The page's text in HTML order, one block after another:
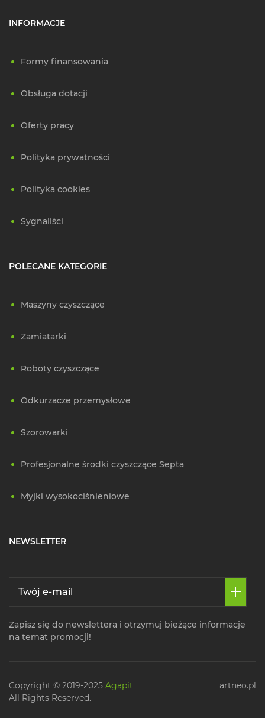
INFORMACJE
Formy finansowania
Obsługa dotacji
Oferty pracy
Polityka prywatności
Polityka cookies
Sygnaliści
POLECANE KATEGORIE
Maszyny czyszczące
Zamiatarki
Roboty czyszczące
Odkurzacze przemysłowe
Szorowarki
Profesjonalne środki czyszczące Septa
Myjki wysokociśnieniowe
NEWSLETTER
Zapisz się do newslettera i otrzymuj bieżące informacje
na temat promocji!
Copyright © 2019-2025 Agapit
All Rights Reserved.
artneo.pl